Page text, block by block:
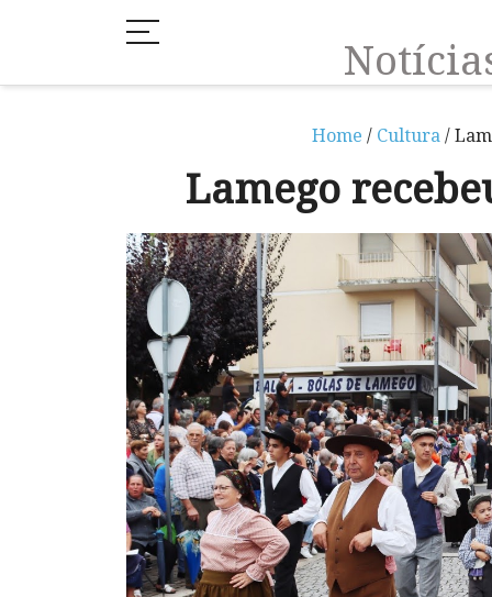
Home / Cultura/
Lamego